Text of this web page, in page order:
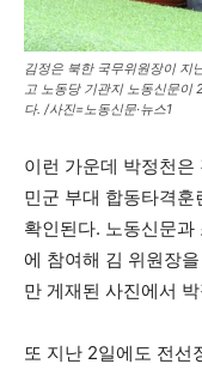
김정은 북한 국무위원장이 지
고 노동당 기관지 노동신문이
다. /사진=노동신문·뉴스1
이런 가운데 박정천
민군 부대 합동타격
확인된다. 노동신문
에 참여해 김 위원장
만 게재된 사진에서
또 지난 2일에도 전선